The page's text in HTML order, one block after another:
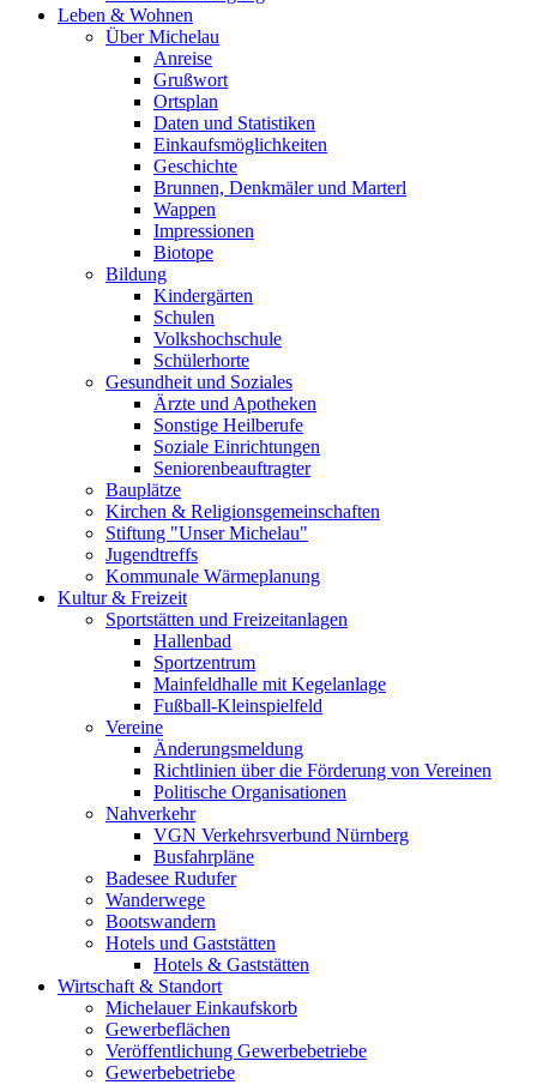
Leben & Wohnen
Über Michelau
Anreise
Grußwort
Ortsplan
Daten und Statistiken
Einkaufsmöglichkeiten
Geschichte
Brunnen, Denkmäler und Marterl
Wappen
Impressionen
Biotope
Bildung
Kindergärten
Schulen
Volkshochschule
Schülerhorte
Gesundheit und Soziales
Ärzte und Apotheken
Sonstige Heilberufe
Soziale Einrichtungen
Seniorenbeauftragter
Bauplätze
Kirchen & Religionsgemeinschaften
Stiftung "Unser Michelau"
Jugendtreffs
Kommunale Wärmeplanung
Kultur & Freizeit
Sportstätten und Freizeitanlagen
Hallenbad
Sportzentrum
Mainfeldhalle mit Kegelanlage
Fußball-Kleinspielfeld
Vereine
Änderungsmeldung
Richtlinien über die Förderung von Vereinen
Politische Organisationen
Nahverkehr
VGN Verkehrsverbund Nürnberg
Busfahrpläne
Badesee Rudufer
Wanderwege
Bootswandern
Hotels und Gaststätten
Hotels & Gaststätten
Wirtschaft & Standort
Michelauer Einkaufskorb
Gewerbeflächen
Veröffentlichung Gewerbebetriebe
Gewerbebetriebe